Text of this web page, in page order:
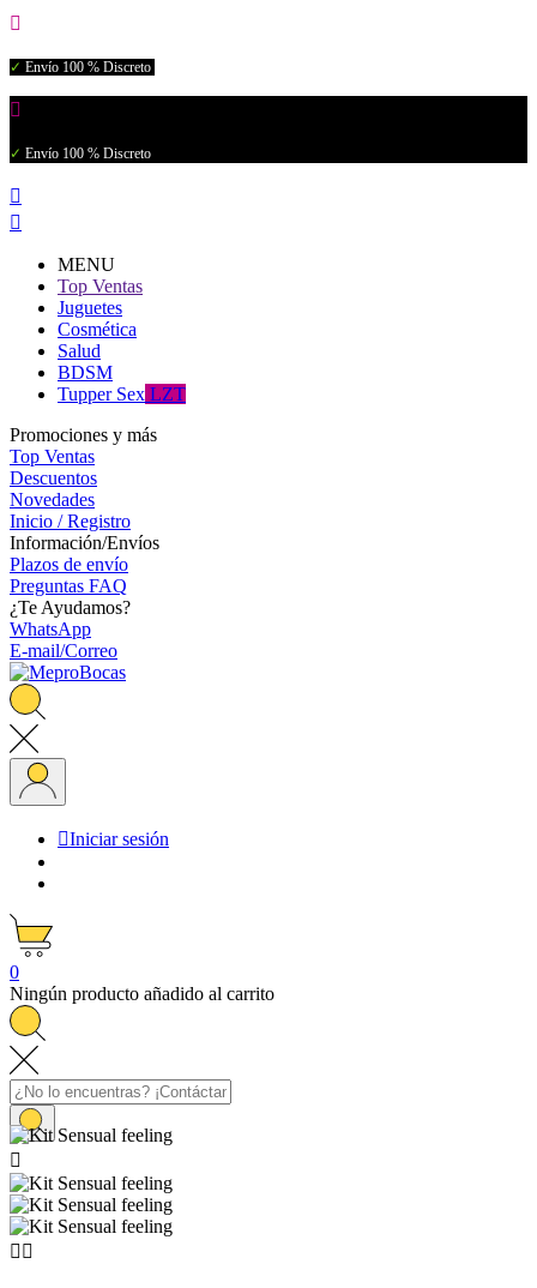

✓ Envío 100 % Discreto

✓ Envío 100 % Discreto


MENU
Top Ventas
Juguetes
Cosmética
Salud
BDSM
Tupper Sex LZT
Promociones y más
Top Ventas
Descuentos
Novedades
Inicio / Registro
Información/Envíos
Plazos de envío
Preguntas FAQ
¿Te Ayudamos?
WhatsApp
E-mail/Correo
Iniciar sesión
0
Ningún producto añadido al carrito
Inicio
Juegos

 